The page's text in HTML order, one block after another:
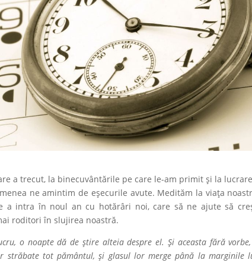
a trecut, la binecuvântările pe care le-am primit și la
ne amintim de eșecurile avute. Medităm la viața
intra în noul an cu hotărâri noi, care să ne ajute să
roditori în slujirea noastră.
o noapte dă de ştire alteia despre el. Şi aceasta fără
tot pământul, şi glasul lor merge până la marginile